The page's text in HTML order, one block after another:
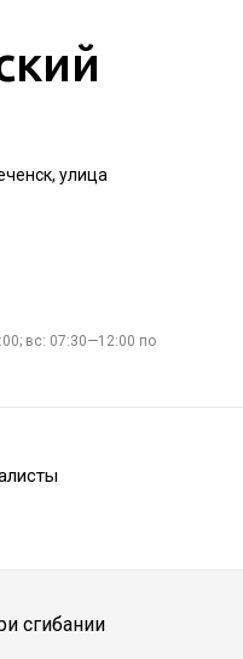
улица
вс: 07:30—12:00 по
сгибании